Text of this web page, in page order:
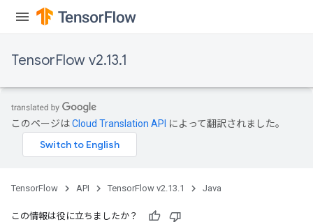
TensorFlow v2.13.1
このページはCloud Translation API によって翻訳されました。
TensorFlow API TensorFlow v2.13.1 Java
この情報は役に立ちましたか？